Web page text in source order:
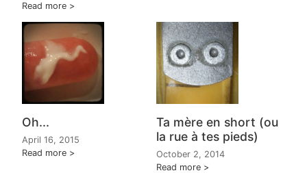
Read more
Oh...
April 16, 2015
Read more
Ta mère en short (ou
la rue à tes pieds)
October 2, 2014
Read more